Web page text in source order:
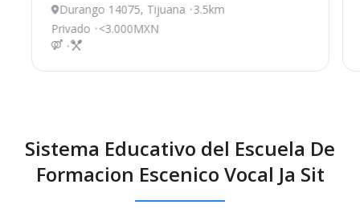
Durango 14075, Tijuana 3.5km
Privado <3.000MXN
Sistema Educativo del Escuela De
Formacion Escenico Vocal Ja Sit